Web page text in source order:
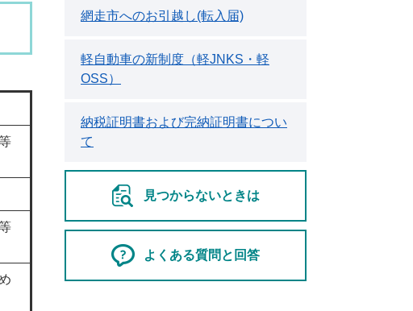
網走市へのお引越し(転入届)
軽自動車の新制度（軽JNKS・軽
OSS）
納税証明書および完納証明書につい
て
見つからないときは
よくある質問と回答